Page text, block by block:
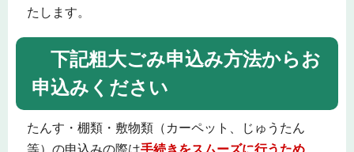
たします。
下記粗大ごみ申込み方法からお
申込みください
たんす・棚類・敷物類（カーペット、じゅうたん